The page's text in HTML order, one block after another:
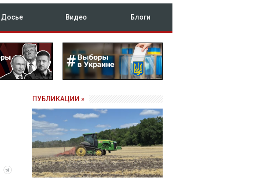
Досье Видео Блоги
ПУБЛИКАЦИИ »